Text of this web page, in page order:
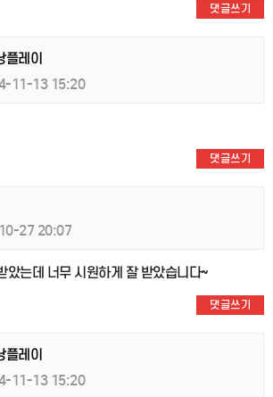
댓글쓰기
플레이
11-13 15:20
댓글쓰기
27 20:07
았는데 너무 시원하게 잘 받았습니다~
댓글쓰기
플레이
11-13 15:20